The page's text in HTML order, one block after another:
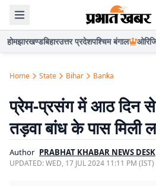
होमझारखण्डबिहारउत्तर प्रदेशपश्चिम बंगाल
Home State Bihar Banka
प्रेम-प्रसंग में आठ दिन
तड़वा बांध के पास मिली
Author PRABHAT KHABAR NEWS DESK
UPDATED:WED, 17 JUL 2024 11:11 PM (IST)